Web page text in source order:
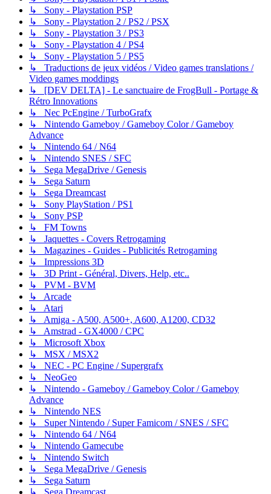
↳ Sony - Playstation PSP
↳ Sony - Playstation 2 / PS2 / PSX
↳ Sony - Playstation 3 / PS3
↳ Sony - Playstation 4 / PS4
↳ Sony - Playstation 5 / PS5
↳ Traductions de jeux vidéos / Video games translations /
Video games moddings
↳ [DEV DELTA] - Le sanctuaire de FrogBull - Portage &
Rétro Innovations
↳ Nec PcEngine / TurboGrafx
↳ Nintendo Gameboy / Gameboy Color / Gameboy
Advance
↳ Nintendo 64 / N64
↳ Nintendo SNES / SFC
↳ Sega MegaDrive / Genesis
↳ Sega Saturn
↳ Sega Dreamcast
↳ Sony PlayStation / PS1
↳ Sony PSP
↳ FM Towns
↳ Jaquettes - Covers Retrogaming
↳ Magazines - Guides - Publicités Retrogaming
↳ Impressions 3D
↳ 3D Print - Général, Divers, Help, etc..
↳ PVM - BVM
↳ Arcade
↳ Atari
↳ Amiga - A500, A500+, A600, A1200, CD32
↳ Amstrad - GX4000 / CPC
↳ Microsoft Xbox
↳ MSX / MSX2
↳ NEC - PC Engine / Supergrafx
↳ NeoGeo
↳ Nintendo - Gameboy / Gameboy Color / Gameboy
Advance
↳ Nintendo NES
↳ Super Nintendo / Super Famicom / SNES / SFC
↳ Nintendo 64 / N64
↳ Nintendo Gamecube
↳ Nintendo Switch
↳ Sega MegaDrive / Genesis
↳ Sega Saturn
↳ Sega Dreamcast